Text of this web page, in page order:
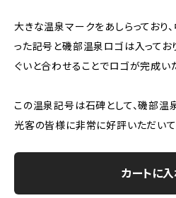
大きな温泉マークをあしらっており
った記号と磯部温泉ロゴは入ってお
ぐいと合わせることでロゴが完成い
この温泉記号は石碑として、磯部温
光客の皆様に非常に好評いただいて
カートに